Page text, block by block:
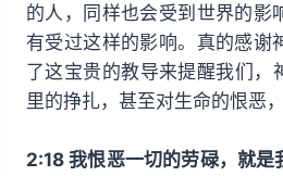
的人，同样也会受到世界的影
有受过这样的影响。真的感谢
了这宝贵的教导来提醒我们
里的挣扎，甚至对生命的恨恶
2:18 我恨恶一切的劳碌，就是